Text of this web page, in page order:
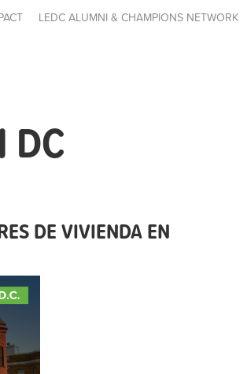
LEDC ALUMNI & CHAMPIONS NETWORK
DC
DE VIVIENDA EN